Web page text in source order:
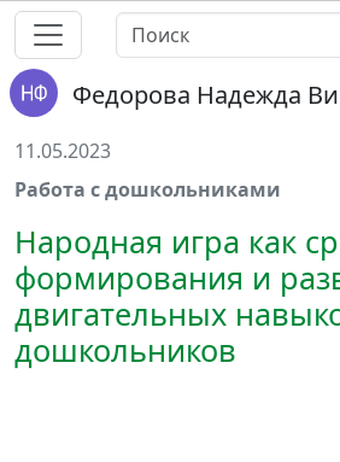
Федорова Надежда
11.05.2023
Работа с дошкольниками
Народная игра как
формирования и
двигательных
дошкольников